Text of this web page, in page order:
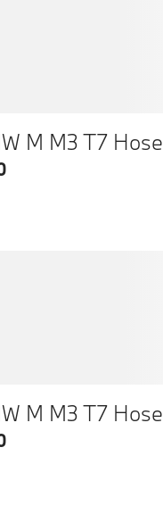
M M3 T7 Hose
M M3 T7 Hose